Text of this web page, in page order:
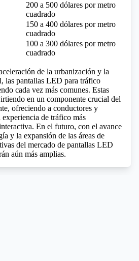
200 a 500 dólares por metro
cuadrado
150 a 400 dólares por metro
cuadrado
100 a 300 dólares por metro
cuadrado
de la urbanización y la
las pantallas LED para tráfico
cada vez más comunes. Estas
en un componente crucial del
ofreciendo a conductores y
experiencia de tráfico más
En el futuro, con el avance
y la expansión de las áreas de
del mercado de pantallas LED
aún más amplias.